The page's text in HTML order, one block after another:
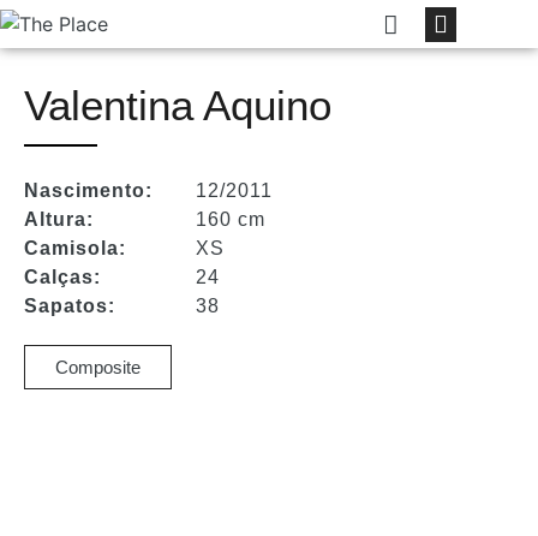
Valentina Aquino
Nascimento:
Altura:
Camisola:
Calças:
Sapatos:
12/2011
160 cm
XS
24
38
Composite